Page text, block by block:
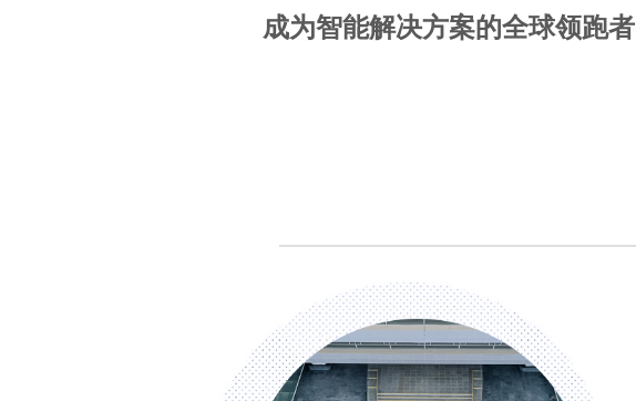
成为智能解决方案的全球领跑者